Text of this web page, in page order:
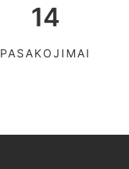
14
PASAKOJIMAI